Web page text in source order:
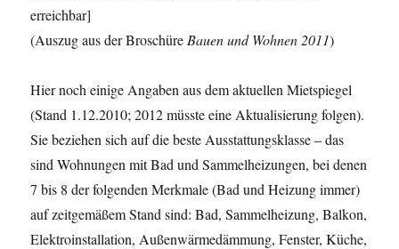
erreichbar]
(Auszug aus der Broschüre Bauen und Wohnen 2011)
Hier noch einige Angaben aus dem aktuellen Mietspiegel
(Stand 1.12.2010; 2012 müsste eine Aktualisierung folgen).
Sie beziehen sich auf die beste Ausstattungsklasse – das
sind Wohnungen mit Bad und Sammelheizungen, bei denen
7 bis 8 der folgenden Merkmale (Bad und Heizung immer)
auf zeitgemäßem Stand sind: Bad, Sammelheizung, Balkon,
Elektroinstallation, Außenwärmedämmung, Fenster, Küche,